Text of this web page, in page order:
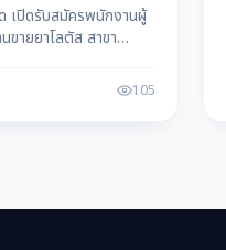
เปิดรับสมัครพนักงานผู้
ขายยาโลตัส สาขา
ลโดย แม่สอดดาต้า 105